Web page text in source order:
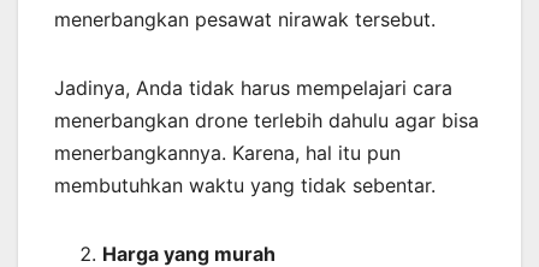
menerbangkan pesawat nirawak tersebut.
Jadinya, Anda tidak harus mempelajari cara
menerbangkan drone terlebih dahulu agar bisa
menerbangkannya. Karena, hal itu pun
membutuhkan waktu yang tidak sebentar.
Harga yang murah